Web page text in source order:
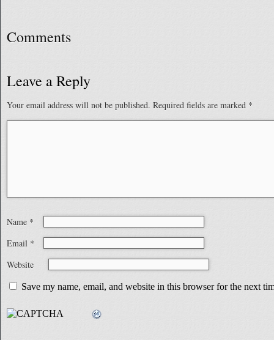
Comments
Leave a Reply
Your email address will not be published. Required fields are marked *
Name *
Email *
Website
Save my name, email, and website in this browser for the next